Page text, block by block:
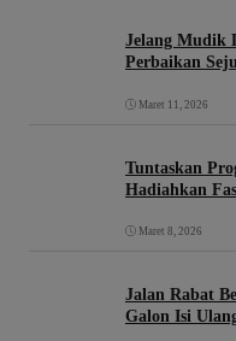
Jelang Mudik
Perbaikan
Maret 11, 2026
Tuntaskan
Hadiahkan
Maret 8, 2026
Jalan Rabat
Galon Isi